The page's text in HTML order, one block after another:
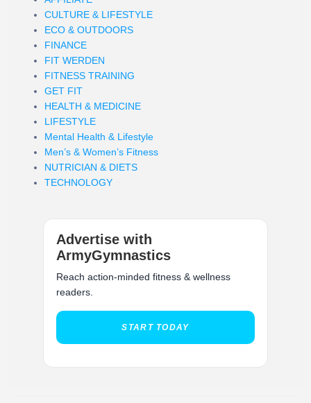
CULTURE & LIFESTYLE
ECO & OUTDOORS
FINANCE
FIT WERDEN
FITNESS TRAINING
GET FIT
HEALTH & MEDICINE
LIFESTYLE
Mental Health & Lifestyle
Men’s & Women’s Fitness
NUTRICIAN & DIETS
TECHNOLOGY
Advertise with
ArmyGymnastics
Reach action-minded fitness & wellness
readers.
START TODAY